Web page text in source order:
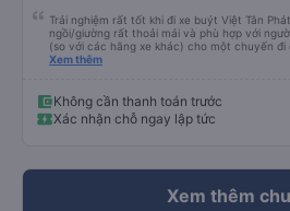
Trải nghiệm rất tốt khi đi xe buýt Việt Tân
ngồi/giường rất thoải mái và phù hợp với
(so với các hãng xe khác) cho một chuyến đi
sử dụng lại sau.
Xem thêm
Không cần thanh toán trước
Xác nhận chỗ ngay lập tức
Xem thêm